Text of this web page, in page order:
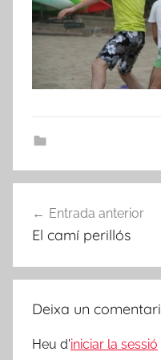
d'entrades
Entrada anterior
El camí perillós
Deixa un comentari
Heu d'iniciar la sessió